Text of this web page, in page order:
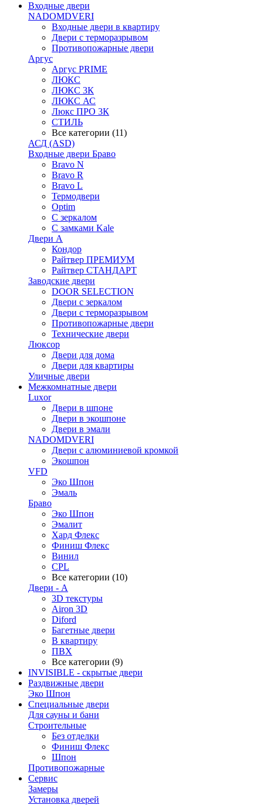
Входные двери
NADOMDVERI
Входные двери в квартиру
Двери с терморазрывом
Противопожарные двери
Аргус
Аргус PRIME
ЛЮКС
ЛЮКС 3К
ЛЮКС АС
Люкс ПРО 3К
СТИЛЬ
Все категории (11)
АСД (ASD)
Входные двери Браво
Bravo N
Bravo R
Bravo L
Термодвери
Optim
С зеркалом
С замками Kale
Двери А
Кондор
Райтвер ПРЕМИУМ
Райтвер СТАНДАРТ
Заводские двери
DOOR SELECTION
Двери с зеркалом
Двери с терморазрывом
Противопожарные двери
Технические двери
Люксор
Двери для дома
Двери для квартиры
Уличные двери
Межкомнатные двери
Luxor
Двери в шпоне
Двери в экошпоне
Двери в эмали
NADOMDVERI
Двери с алюминиевой кромкой
Экошпон
VFD
Эко Шпон
Эмаль
Браво
Эко Шпон
Эмалит
Хард Флекс
Финиш Флекс
Винил
CPL
Все категории (10)
Двери - А
3D текстуры
Airon 3D
Diford
Багетные двери
В квартиру
ПВХ
Все категории (9)
INVISIBLE - скрытые двери
Раздвижные двери
Эко Шпон
Специальные двери
Для сауны и бани
Строительные
Без отделки
Финиш Флекс
Шпон
Противопожарные
Сервис
Замеры
Установка дверей